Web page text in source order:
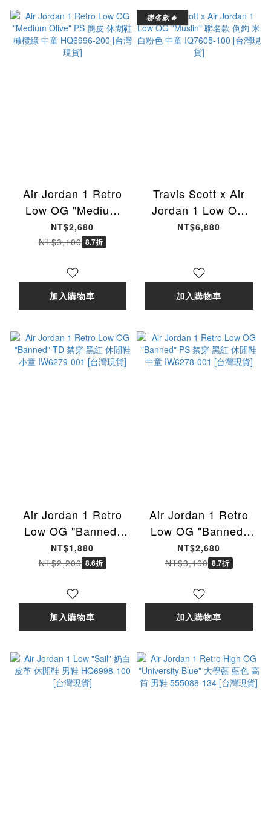
Air Jordan 1 Retro
Low OG "Medium
Olive" PS 麂皮 休閒
鞋 橄欖綠 中童
貨]
NT$2,680
NT$3,100 8.7折
加入購物車
聯名款🔥
Travis Scott x Air
Jordan 1 Low OG
"Muslin" 聯名款 倒鉤
貨]
NT$6,880
加入購物車
Air Jordan 1 Retro
Low OG "Banned"
TD 禁穿 黑紅 休閒鞋
小童 IW6279-001 [台
NT$1,880
NT$2,200 8.6折
加入購物車
Air Jordan 1 Retro
Low OG "Banned"
PS 禁穿 黑紅 休閒鞋
中童 IW6278-001 [台
NT$2,680
NT$3,100 8.7折
加入購物車